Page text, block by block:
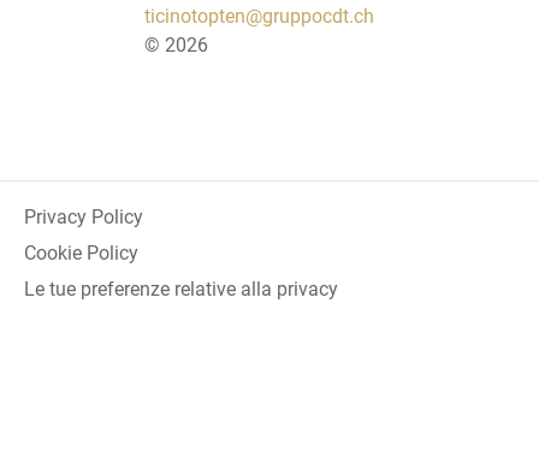
ticinotopten@gruppocdt.ch
© 2026
Privacy Policy
Cookie Policy
Le tue preferenze relative alla privacy